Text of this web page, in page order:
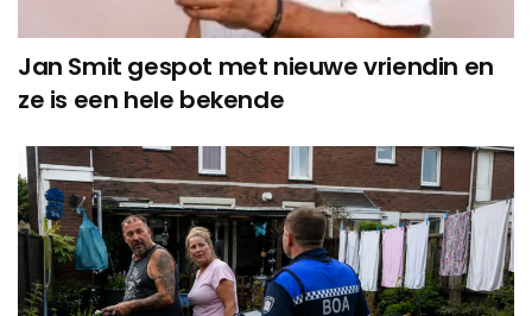
Jan Smit gespot met nieuwe vriendin en
ze is een hele bekende